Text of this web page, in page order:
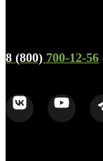
8 (800) 700-12-56